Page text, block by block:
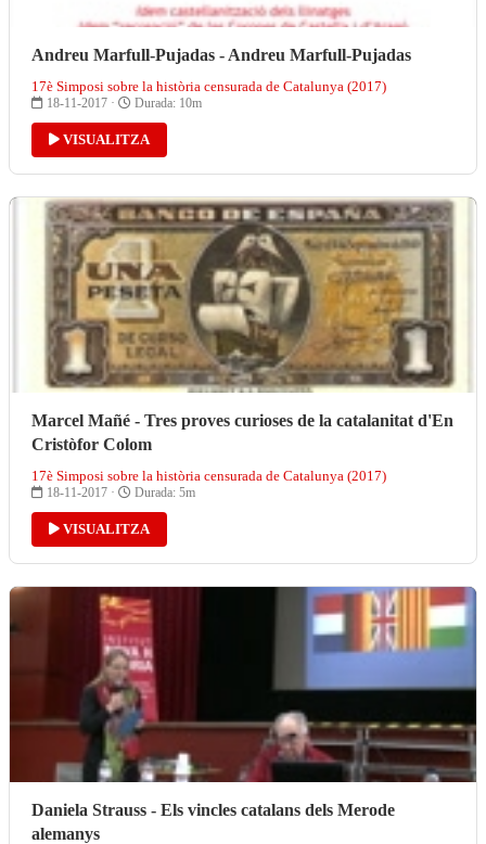
Andreu Marfull-Pujadas - Andreu Marfull-Pujadas
17è Simposi sobre la història censurada de Catalunya (2017)
18-11-2017 · Durada: 10m
VISUALITZA
Marcel Mañé - Tres proves curioses de la catalanitat d'En
Cristòfor Colom
17è Simposi sobre la història censurada de Catalunya (2017)
18-11-2017 · Durada: 5m
VISUALITZA
Daniela Strauss - Els vincles catalans dels Merode
alemanys